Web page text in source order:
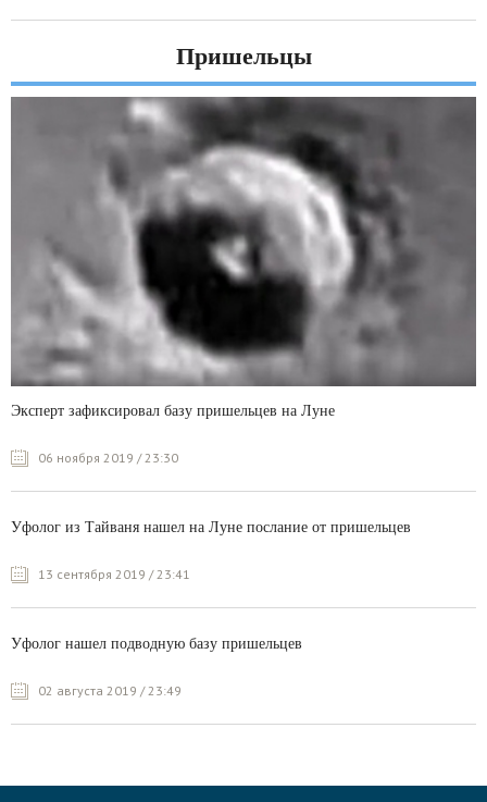
Пришельцы
Эксперт зафиксировал базу пришельцев на Луне
06 ноября 2019 / 23:30
Уфолог из Тайваня нашел на Луне послание от пришельцев
13 сентября 2019 / 23:41
Уфолог нашел подводную базу пришельцев
02 августа 2019 / 23:49